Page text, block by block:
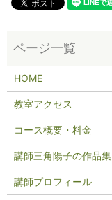
HOME
教室アクセス
コース概要・料金
講師三角陽子の作品集
講師プロフィール